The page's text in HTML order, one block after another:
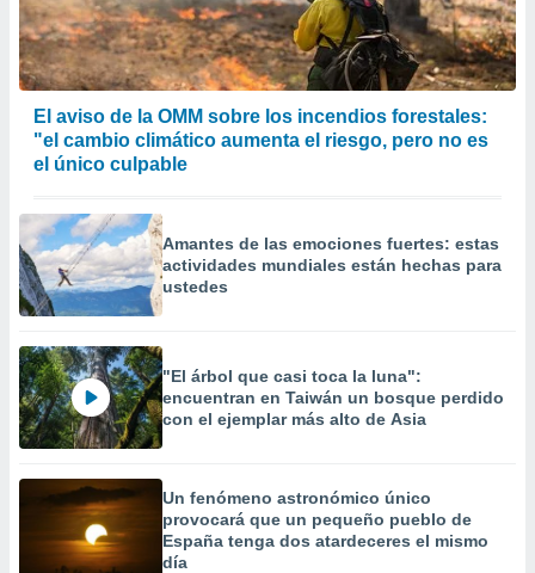
El aviso de la OMM sobre los incendios forestales:
"el cambio climático aumenta el riesgo, pero no es
el único culpable
Amantes de las emociones fuertes: estas
actividades mundiales están hechas para
ustedes
"El árbol que casi toca la luna":
encuentran en Taiwán un bosque perdido
con el ejemplar más alto de Asia
Un fenómeno astronómico único
provocará que un pequeño pueblo de
España tenga dos atardeceres el mismo
día